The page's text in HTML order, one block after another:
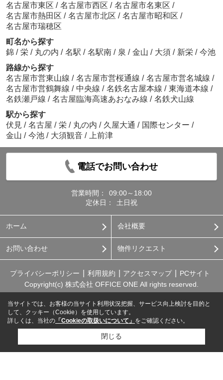
名古屋市東区 / 名古屋市西区 / 名古屋市名東区 /
名古屋市熱田区 / 名古屋市北区 / 名古屋市昭和区 /
名古屋市瑞穂区
町名から探す
錦 / 栄 / 丸の内 / 名駅 / 名駅南 / 泉 / 金山 / 大須 / 新栄 / 今池
路線から探す
名古屋市営東山線 / 名古屋市営桜通線 / 名古屋市営名城線 /
名古屋市営鶴舞線 / 中央線 / 名鉄名古屋本線 / 東海道本線 /
名鉄瀬戸線 / 名古屋臨海高速あおなみ線 / 名鉄犬山線
駅から探す
伏見 / 名古屋 / 栄 / 丸の内 / 久屋大通 / 国際センター /
金山 / 今池 / 大須観音 / 上前津
電話でお問い合わせ
営業時間：
09:00～18:00
定休日：
土日祝
ホーム 会社概要
お問い合わせ 物件リクエスト
プライバシーポリシー 利用規約 アクセスマップ
PCサイト
Copyright(c) 株式会社 OFFICE ONE All rights reserved.
当サイトでは、お客様の当サイト利用状況把握、サービス向上検討を目的と
して、クッキー（Cookie）を使用しています。
詳しくは、当社の 「Cookieの取扱いについて」 をご確認ください。
閉じる